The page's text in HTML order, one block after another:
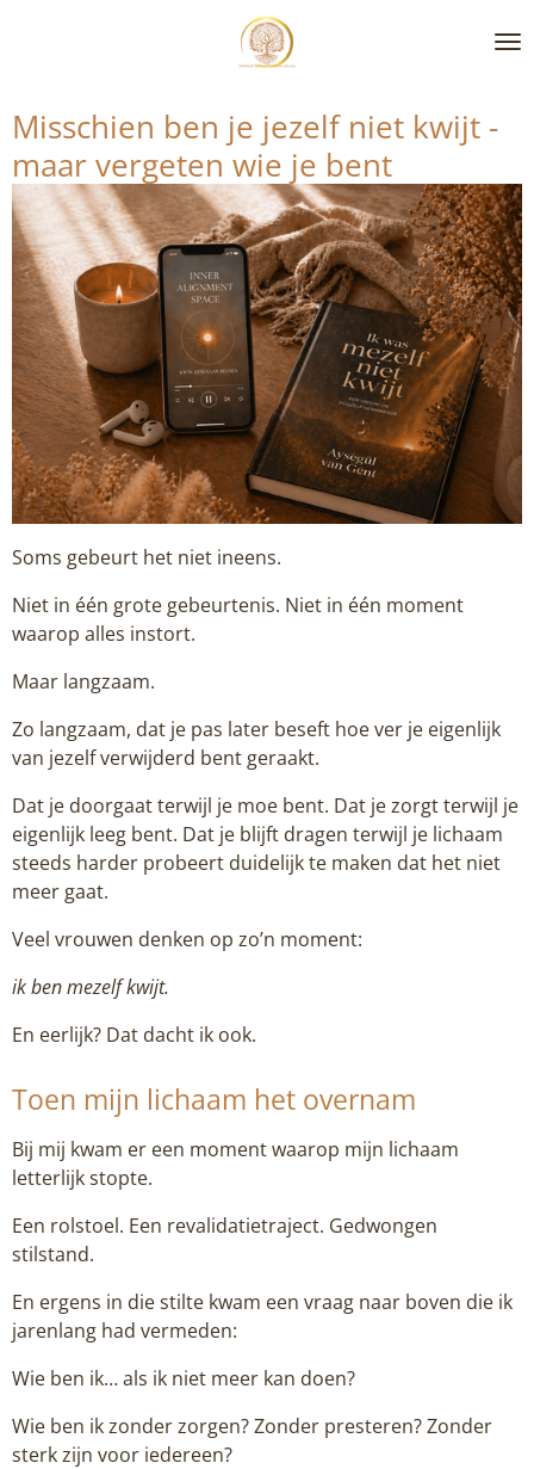
hoofdinhoud
Misschien ben je jezelf niet kwijt -
maar vergeten wie je bent
Soms gebeurt het niet ineens.
Niet in één grote gebeurtenis. Niet in één moment
waarop alles instort.
Maar langzaam.
Zo langzaam, dat je pas later beseft hoe ver je eigenlijk
van jezelf verwijderd bent geraakt.
Dat je doorgaat terwijl je moe bent. Dat je zorgt terwijl je
eigenlijk leeg bent. Dat je blijft dragen terwijl je lichaam
steeds harder probeert duidelijk te maken dat het niet
meer gaat.
Veel vrouwen denken op zo’n moment:
ik ben mezelf kwijt.
En eerlijk? Dat dacht ik ook.
Toen mijn lichaam het overnam
Bij mij kwam er een moment waarop mijn lichaam
letterlijk stopte.
Een rolstoel. Een revalidatietraject. Gedwongen
stilstand.
En ergens in die stilte kwam een vraag naar boven die ik
jarenlang had vermeden:
Wie ben ik… als ik niet meer kan doen?
Wie ben ik zonder zorgen? Zonder presteren? Zonder
sterk zijn voor iedereen?